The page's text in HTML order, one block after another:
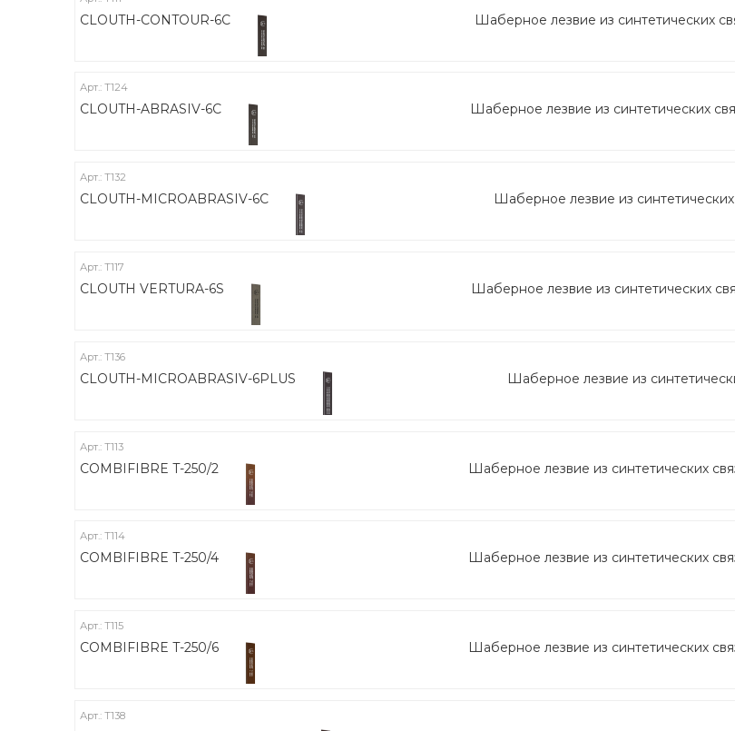
CLOUTH-CONTOUR-6C Шаберное лезвие из синтетических
Арт.: Т124
CLOUTH-ABRASIV-6C Шаберное лезвие из синтетических
Арт.: Т132
CLOUTH-MICROABRASIV-6C Шаберное лезвие из
Арт.: Т117
CLOUTH VERTURA-6S Шаберное лезвие из синтетических
Арт.: Т136
CLOUTH-MICROABRASIV-6PLUS Шаберное лезвие из
Арт.: Т113
COMBIFIBRE T-250/2 Шаберное лезвие из синтетических
Арт.: Т114
COMBIFIBRE T-250/4 Шаберное лезвие из синтетических
Арт.: Т115
COMBIFIBRE T-250/6 Шаберное лезвие из синтетических
Арт.: Т138